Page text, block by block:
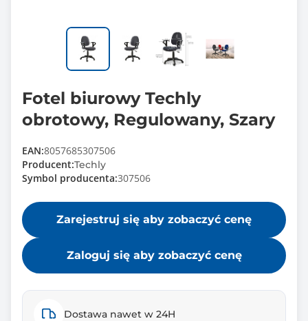
Fotel biurowy Techly
obrotowy, Regulowany, Szary
EAN:8057685307506
Producent:Techly
Symbol producenta:307506
Zarejestruj się aby zobaczyć cenę
Zaloguj się aby zobaczyć cenę
Dostawa nawet w 24H